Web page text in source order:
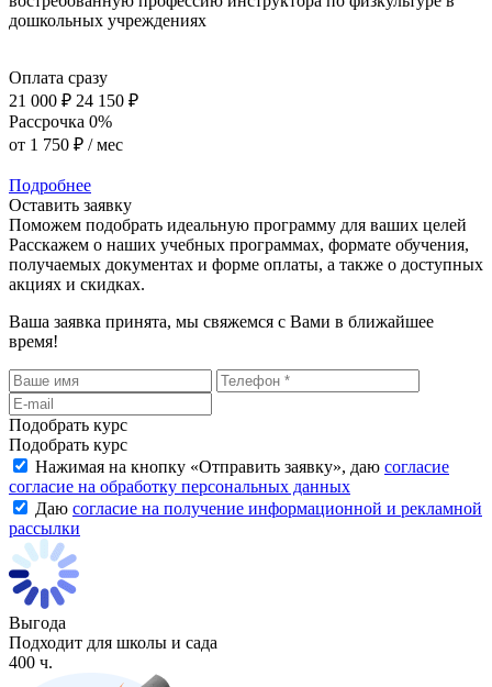
дошкольных учреждениях
Оплата сразу
21 000 ₽ 24 150 ₽
Рассрочка 0%
от 1 750 ₽ / мес
Подробнее
Оставить заявку
Поможем подобрать идеальную программу для ваших целей
Расскажем о наших учебных программах, формате обучения,
получаемых документах и форме оплаты, а также о доступных
акциях и скидках.
Ваша заявка принята, мы свяжемся с Вами в ближайшее
время!
Подобрать курс
Подобрать курс
Нажимая на кнопку «Отправить заявку», даю согласие
согласие на обработку персональных данных
Даю согласие на получение информационной и рекламной
рассылки
Выгода
Подходит для школы и сада
400 ч.